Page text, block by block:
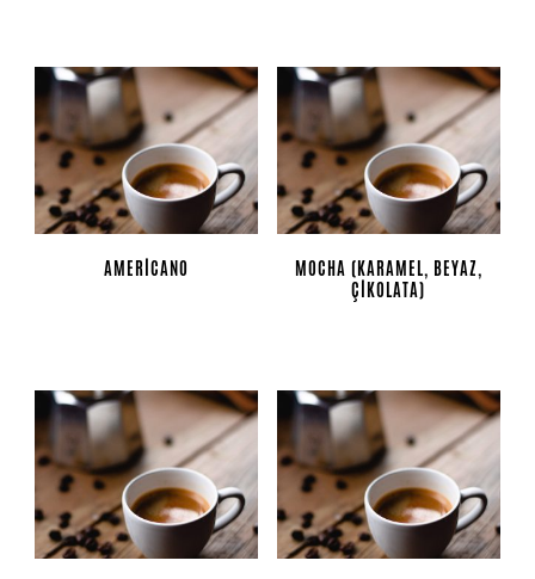
AMERICANO
MOCHA (KARAMEL, BEYAZ,
ÇIKOLATA)